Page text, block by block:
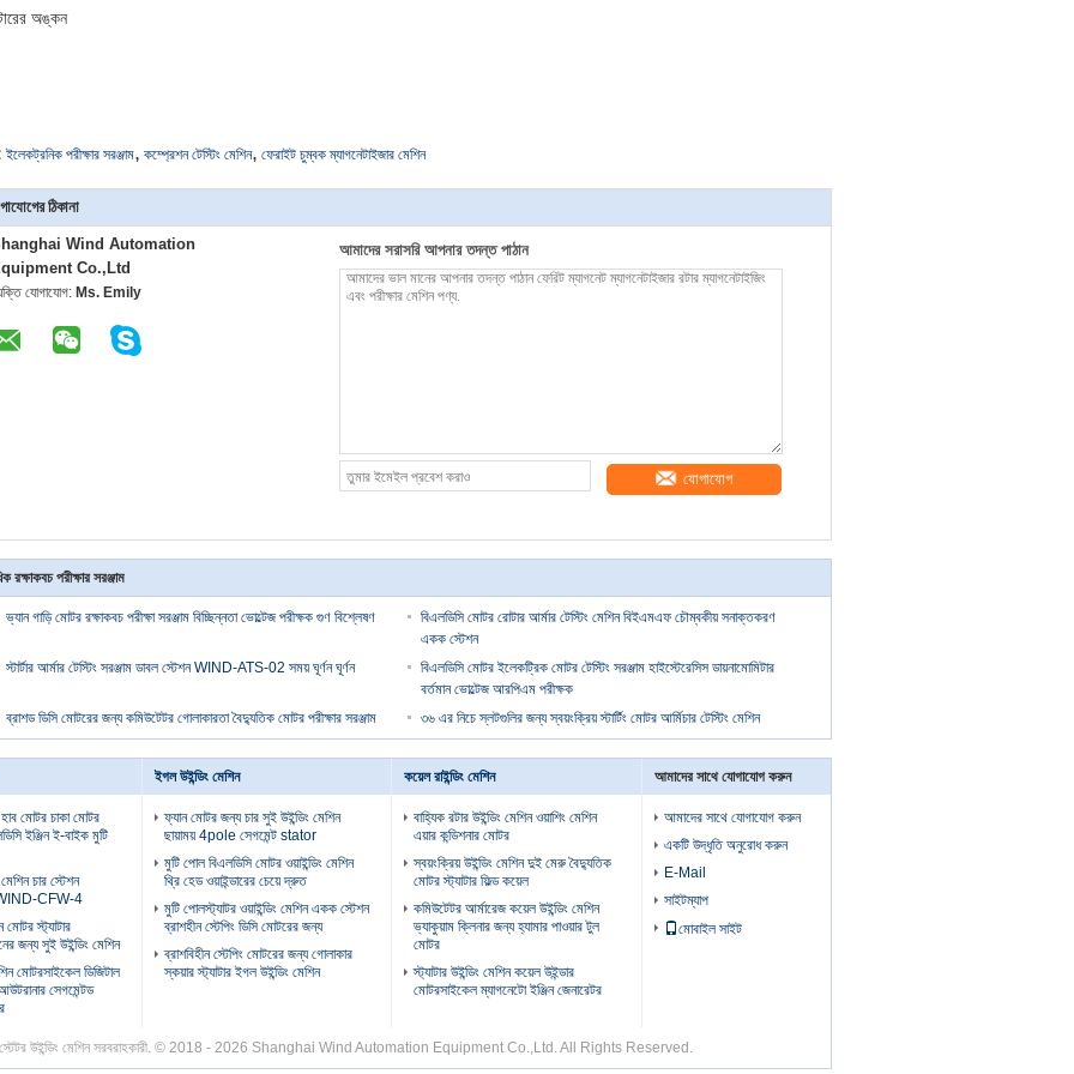
অঙ্কন
ইলেকট্রনিক পরীক্ষার সরঞ্জাম, কম্প্রেশন টেস্টিং মেশিন, ফেরাইট চুম্বক ম্যাগনেটাইজার মেশিন
ঠিকানা
Wind Automation
Co.,Ltd
যোগাযোগ: Ms. Emily
আমাদের সরাসরি আপনার তদন্ত পাঠান
যোগাযোগ
রক্ষাকবচ পরীক্ষার সরঞ্জাম
ভ্যান গাড়ি মোটর রক্ষাকবচ পরীক্ষা সরঞ্জাম বিচ্ছিন্নতা ভোল্টেজ পরীক্ষক গুণ বিশ্লেষণ
বিএলডিসি মোটর রোটার আর্মার টেস্টিং মেশিন বিইএমএফ চৌম্বকীয় সনাক্তকরণ
একক স্টেশন
স্টার্টার আর্মার টেস্টিং সরঞ্জাম ডাবল স্টেশন WIND-ATS-02 সময় ঘূর্ণন ঘূর্ণন
বিএলডিসি মোটর ইলেকট্রিক মোটর টেস্টিং সরঞ্জাম হাইস্টেরেসিস ডায়নামোমিটার
বর্তমান ভোল্টেজ আরপিএম পরীক্ষক
ব্রাশড ডিসি মোটরের জন্য কমিউটেটর গোলাকারতা বৈদ্যুতিক মোটর পরীক্ষার সরঞ্জাম
৩৬ এর নিচে স্লটগুলির জন্য স্বয়ংক্রিয় স্টার্টিং মোটর আর্মিচার টেস্টিং মেশিন
মোটর চাকা মোটর
ইঞ্জিন ই-বাইক মুটি
চার স্টেশন
WIND-CFW-4
মোটর স্ট্যাটার
জন্য সুই উইন্ডিং মেশিন
মোটরসাইকেল ডিজিটাল
সেগমেন্টড
ইগল উইন্ডিং মেশিন
ফ্যান মোটর জন্য চার সুই উইন্ডিং মেশিন
ছায়াময় 4pole সেগমেন্ট stator
মুটি পোল বিএলডিসি মোটর ওয়াইন্ডিং মেশিন
থ্রি হেড ওয়াইন্ডারের চেয়ে দ্রুত
মুটি পোলস্ট্যাটর ওয়াইন্ডিং মেশিন একক স্টেশন
ব্রাশহীন স্টেপিং ডিসি মোটরের জন্য
ব্রাশবিহীন স্টেপিং মোটরের জন্য গোলাকার
স্কয়ার স্ট্যাটার ইগল উইন্ডিং মেশিন
কয়েল রাইন্ডিং মেশিন
বাহ্যিক রটার উইন্ডিং মেশিন ওয়াশিং মেশিন
এয়ার কন্ডিশনার মোটর
স্বয়ংক্রিয় উইন্ডিং মেশিন দুই মেরু বৈদ্যুতিক
মোটর স্ট্যাটার ফিল্ড কয়েল
কমিউটেটর আর্মারেজ কয়েল উইন্ডিং মেশিন
ভ্যাকুয়াম ক্লিনার জন্য হ্যামার পাওয়ার টুল
মোটর
স্ট্যাটার উইন্ডিং মেশিন কয়েল উইন্ডার
মোটরসাইকেল ম্যাগনেটো ইঞ্জিন জেনারেটর
আমাদের সাথে যোগাযোগ করুন
আমাদের সাথে যোগাযোগ করুন
একটি উদ্ধৃতি অনুরোধ করুন
E-Mail
সাইটম্যাপ
মোবাইল সাইট
স্টেটর উইন্ডিং মেশিন সরবরাহকারী. © 2018 - 2026 Shanghai Wind Automation Equipment Co.,Ltd. All Rights Reserved.